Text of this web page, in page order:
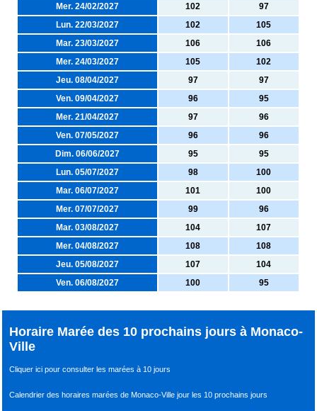
Mer. 24/02/2027
102
97
Lun. 22/03/2027
102
105
Mar. 23/03/2027
106
106
Mer. 24/03/2027
105
102
Jeu. 08/04/2027
97
97
Ven. 09/04/2027
96
95
Mer. 21/04/2027
97
96
Ven. 07/05/2027
96
96
Dim. 06/06/2027
95
95
Lun. 05/07/2027
98
100
Mar. 06/07/2027
101
100
Mer. 07/07/2027
99
96
Mar. 03/08/2027
104
107
Mer. 04/08/2027
108
108
Jeu. 05/08/2027
107
104
Ven. 06/08/2027
100 95
Horaire Marée des 10 prochains jours à Monaco-
Ville
Cliquer ici pour consulter les marées à 10 jours
Calendrier des horaires marées de Monaco-Ville jour les 10 prochains jours